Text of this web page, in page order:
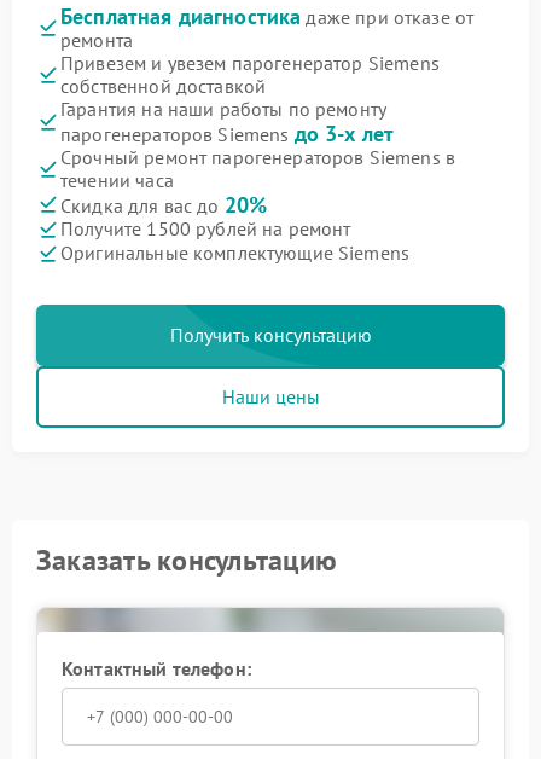
Бесплатная диагностика даже при отказе от
ремонта
Привезем и увезем парогенератор Siemens
собственной доставкой
Гарантия на наши работы по ремонту
парогенераторов Siemens до 3-х лет
Срочный ремонт парогенераторов Siemens в
течении часа
Скидка для вас до 20%
Получите 1500 рублей на ремонт
Оригинальные комплектующие Siemens
Получить консультацию
Наши цены
Заказать консультацию
Контактный телефон: